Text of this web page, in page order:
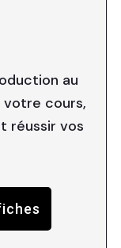
au
cours,
réussir vos